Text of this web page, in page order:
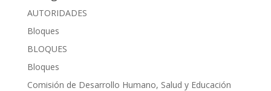
AUTORIDADES
Bloques
BLOQUES
Bloques
Comisión de Desarrollo Humano, Salud y Educación